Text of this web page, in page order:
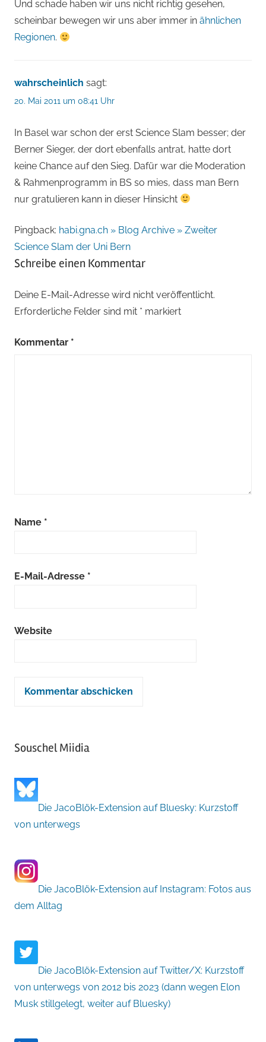
Und schade haben wir uns nicht richtig gesehen,
scheinbar bewegen wir uns aber immer in ähnlichen
Regionen.
wahrscheinlich sagt:
20. Mai 2011 um 08:41 Uhr
In Basel war schon der erst Science Slam besser; der
Berner Sieger, der dort ebenfalls antrat, hatte dort
keine Chance auf den Sieg. Dafür war die Moderation
& Rahmenprogramm in BS so mies, dass man Bern
nur gratulieren kann in dieser Hinsicht
Pingback: habi.gna.ch » Blog Archive » Zweiter
Science Slam der Uni Bern
Schreibe einen Kommentar
Deine E-Mail-Adresse wird nicht veröffentlicht.
Erforderliche Felder sind mit * markiert
Kommentar *
Name *
E-Mail-Adresse *
Website
Souschel Miidia
Die JacoBlök-Extension auf Bluesky: Kurzstoff
von unterwegs
Die JacoBlök-Extension auf Instagram: Fotos aus
dem Alltag
Die JacoBlök-Extension auf Twitter/X: Kurzstoff
von unterwegs von 2012 bis 2023 (dann wegen Elon
Musk stillgelegt, weiter auf Bluesky)